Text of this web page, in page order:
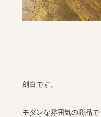
刻白です。
モダンな雰囲気の商品